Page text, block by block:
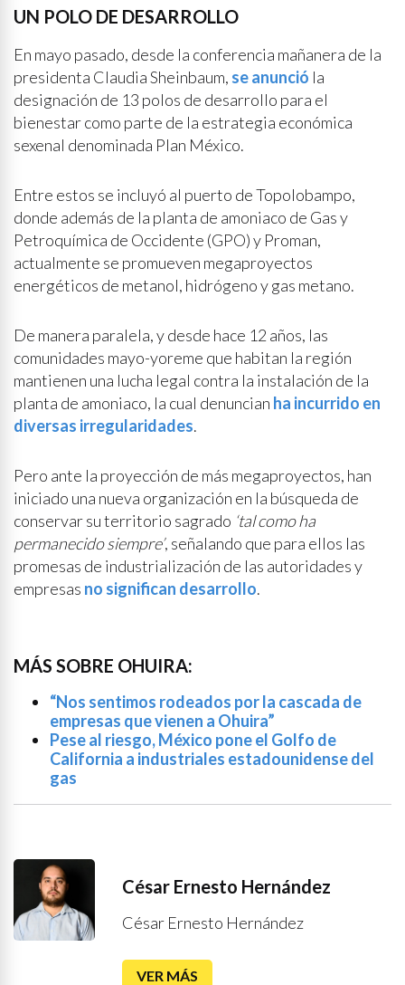
UN POLO DE DESARROLLO
En mayo pasado, desde la conferencia mañanera de la
presidenta Claudia Sheinbaum, se anunció la
designación de 13 polos de desarrollo para el
bienestar como parte de la estrategia económica
sexenal denominada Plan México.
Entre estos se incluyó al puerto de Topolobampo,
donde además de la planta de amoniaco de Gas y
Petroquímica de Occidente (GPO) y Proman,
actualmente se promueven megaproyectos
energéticos de metanol, hidrógeno y gas metano.
De manera paralela, y desde hace 12 años, las
comunidades mayo-yoreme que habitan la región
mantienen una lucha legal contra la instalación de la
planta de amoniaco, la cual denuncian ha incurrido en
diversas irregularidades.
Pero ante la proyección de más megaproyectos, han
iniciado una nueva organización en la búsqueda de
conservar su territorio sagrado ‘tal como ha
permanecido siempre’, señalando que para ellos las
promesas de industrialización de las autoridades y
empresas no significan desarrollo.
MÁS SOBRE OHUIRA:
“Nos sentimos rodeados por la cascada de
empresas que vienen a Ohuira”
Pese al riesgo, México pone el Golfo de
California a industriales estadounidense del
gas
César Ernesto Hernández
César Ernesto Hernández
VER MÁS